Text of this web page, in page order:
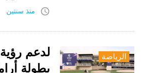
access_time منذ سنتين
الرياضة
لدعم
بطولة